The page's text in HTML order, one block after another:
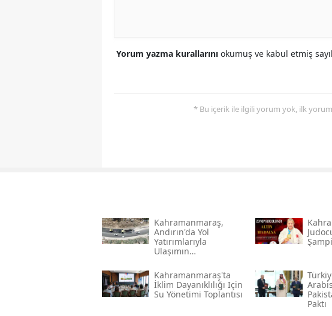
Yorum yazma kurallarını okumuş ve kabul etmiş
* Bu içerik ile ilgili yorum yok, ilk
Kahramanmaraş,
Andırın'da Yol
Yatırımlarıyla
Ulaşımın
Yükseltiyor
Kahramanmaraş'ta
İklim Dayanıklılığı Için
Su Yönetimi Toplantısı
Paktı